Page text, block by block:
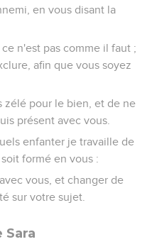
en vous disant la
n'est pas comme il faut ;
afin que vous soyez
zélé pour le bien, et de ne
présent avec vous.
enfanter je travaille de
formé en vous :
vous, et changer de
sur votre sujet.
Sara